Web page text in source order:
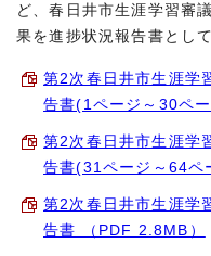
ど、春日井市生涯学習審
果を進捗状況報告書とし
第2次春日井市生涯
告書(1ページ～30ペ
第2次春日井市生涯
告書(31ページ～64ペ
第2次春日井市生涯
告書 （PDF 2.8MB）